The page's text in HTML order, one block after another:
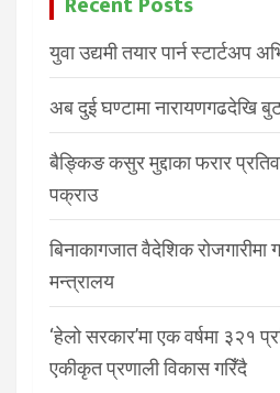
युवा उद्यमी तयार पार्न स्टार्टअप
अब दुई घण्टामा नारायणगढदेखि
बैङ्किङ कसुर मुद्दाका फरार
पक्राउ
बिनाकागजात वैदेशिक रोजगारीमा
मन्त्रालय
‘हेलो सरकार’मा एक वर्षमा ३२१
एकीकृत प्रणाली विकास गरिँदै